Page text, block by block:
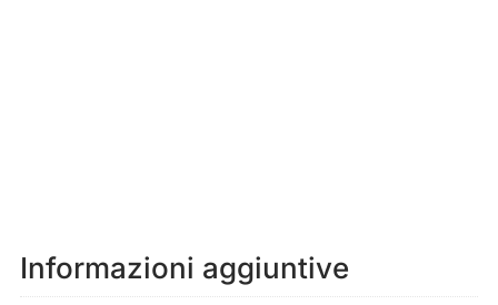
Informazioni aggiuntive